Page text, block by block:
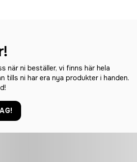
när ni beställer, vi finns här hela
tills ni har era nya produkter i handen.